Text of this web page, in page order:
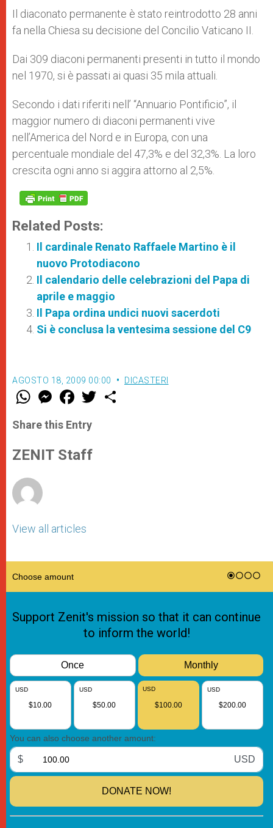
Il diaconato permanente è stato reintrodotto 28 anni
fa nella Chiesa su decisione del Concilio Vaticano II.
Dai 309 diaconi permanenti presenti in tutto il mondo
nel 1970, si è passati ai quasi 35 mila attuali.
Secondo i dati riferiti nell’ “Annuario Pontificio”, il
maggior numero di diaconi permanenti vive
nell’America del Nord e in Europa, con una
percentuale mondiale del 47,3% e del 32,3%. La loro
crescita ogni anno si aggira attorno al 2,5%.
Related Posts:
Il cardinale Renato Raffaele Martino è il
nuovo Protodiacono
Il calendario delle celebrazioni del Papa di
aprile e maggio
Il Papa ordina undici nuovi sacerdoti
Si è conclusa la ventesima sessione del C9
AGOSTO 18, 2009 00:00 DICASTERI
W
t
s
p
p
M
e
s
e
g
e
F
a
e
b
o
k
w
Share this Entry
ZENIT Staff
View all articles